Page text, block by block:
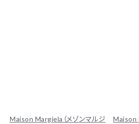
Maison Margiela（メゾンマルジ
Maison